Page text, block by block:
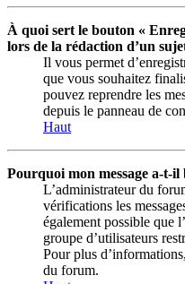
À quoi sert le bouton «
lors de la rédaction d’un
Il vous permet
que vous souhaitez
pouvez reprendre les
depuis le panneau de
Haut
Pourquoi mon message a-t-il
L’administrateur du
vérifications les
également possible que
groupe d’utilisateurs
Pour plus
du forum.